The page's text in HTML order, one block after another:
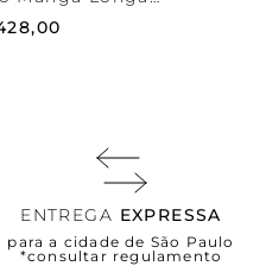
Rafael
,00
ENTREGA EXPRESSA
para a cidade de São Paulo
*consultar regulamento